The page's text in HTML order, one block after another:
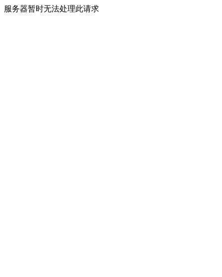
服务器暂时无法处理此请求